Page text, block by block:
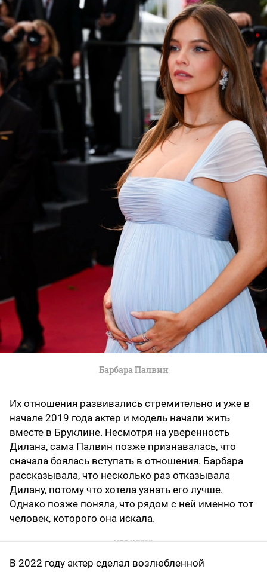
Барбара Палвин
Их отношения развивались стремительно и уже в
начале 2019 года актер и модель начали жить
вместе в Бруклине. Несмотря на уверенность
Дилана, сама Палвин позже признавалась, что
сначала боялась вступать в отношения. Барбара
рассказывала, что несколько раз отказывала
Дилану, потому что хотела узнать его лучше.
Однако позже поняла, что рядом с ней именно тот
человек, которого она искала.
В 2022 году актер сделал возлюбленной